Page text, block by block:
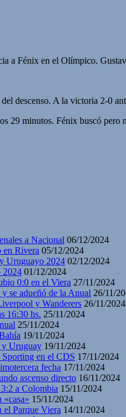
a Fénix en el Olímpico.
descenso. A la victoria 2-0
29 minutos. Fénix buscó
a Nacional 06/12/2024
en Rivera 05/12/2024
Uruguayo 2024 02/12/2024
2024 01/12/2024
0:0 en el Viera 27/11/2024
se adueñó de la Anual 26/11/
y Wanderers 26/11/2024
16:30 hs. 25/11/2024
25/11/2024
19/11/2024
y Uruguay 19/11/2024
Sporting en el CDS 17/11/2024
fecha 17/11/2024
ascenso directo 16/11/2024
a Colombia 15/11/2024
15/11/2024
el Parque Viera 14/11/2024